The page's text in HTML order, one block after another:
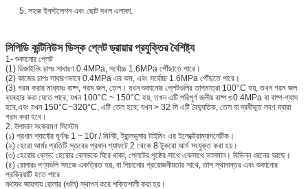
5. সহজ ইনস্টলেশন এবং ছোট দখল এলাকা.
সিপিডি কন্টিনিউস ডিস্ক প্লেট ড্রায়ার প্রযুক্তির বৈশিষ্ট্য
1- শুকানোর প্লেট
(1) ডিজাইনিং চাপঃ সাধারণ 0.4MPa, সর্বোচ্চ 1.6MPa পৌঁছাতে পারে।
(2) কাজের চাপঃ সাধারণভাবে 0.4MPa এর কম, এবং সর্বোচ্চ 1.6MPa পৌঁছতে পারে।
(3) গরম করার মাধ্যমঃ বাষ্প, গরম জল, তেল। যখন শুকানোর প্লেটগুলির তাপমাত্রা 100°C হয়, তখন গরম জল
ব্যবহার করা যেতে পারে; যখন 100°C ~ 150°C হয়, তখন এটি পরিপূর্ণ জলীয় বাষ্প ≤0.4MPa বা বাষ্প-গ্যাস
হবে,এবং যখন 150°C~320°C, এটি তেল হবে; যখন > 32 সি এটি বৈদ্যুতিক, তেল বা দ্রবীভূত লবণ দ্বারা
গরম করা হবে।
2. উপাদান সংক্রমণ সিস্টেম
(১) প্রধান শ্যাফ্টের ঘূর্ণনঃ 1 ~ 10r / মিনিট, ট্রান্সডুসার টাইমিং এর ইলেক্ট্রোম্যাগনেটিক।
(২) হেরো আর্মঃ প্রতিটি স্তরের প্রধান শ্যাফটে 2 থেকে 8 টুকরো আর্ম সংযুক্ত করা হয়।
(৩) হেরোর ব্লেড: হেরোর ব্লেডকে ঘিরে থাকা, প্লেটের পৃষ্ঠের সাথে একসাথে ভাসমান। বিভিন্ন ধরনের আছে।
(৪) রোলারঃ পণ্যগুলি সহজে একত্রিত হয়, বা পিচানোর প্রয়োজনীয়তার সাথে, তাপ স্থানান্তর এবং শুকানোর
প্রক্রিয়াটি হতে পারে
যথাযথ জায়গায় রোলার (গুলি) স্থাপন করে শক্তিশালী করা হয়।